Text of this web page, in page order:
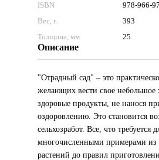
ISBN
978-966-
Вес, г.
393
Толщина, мм
25
Описание
"Отрадный сад" – это
желающих вести свое небольшое
здоровые продукты, не нанося
оздоровлению. Это становится
сельхозработ. Все, что
многочисленными примерами из
растений до правил